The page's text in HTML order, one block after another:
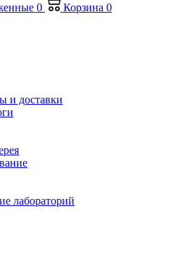
0 Корзина 0
и доставки
лабораторий